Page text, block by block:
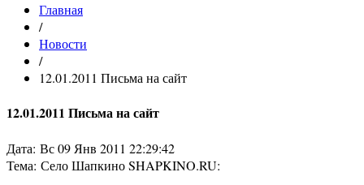
Главная
/
Новости
/
12.01.2011 Письма на сайт
12.01.2011 Письма на сайт
Дата: Вс 09 Янв 2011 22:29:42
Тема: Село Шапкино SHAPKINO.RU: